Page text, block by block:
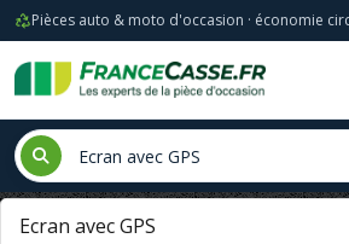
Pièces auto & moto d'occasion · économie